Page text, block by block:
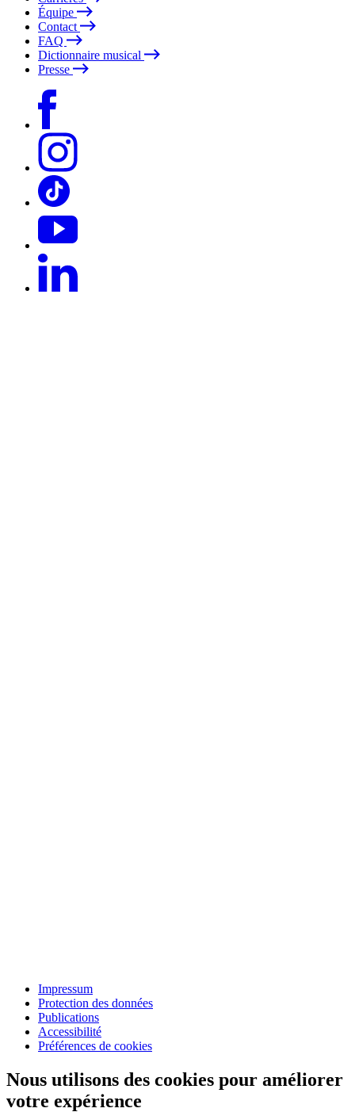
Équipe
Contact
FAQ
Dictionnaire musical
Presse
Impressum
Protection des données
Publications
Accessibilité
Préférences de cookies
Nous utilisons des cookies pour améliorer
votre expérience